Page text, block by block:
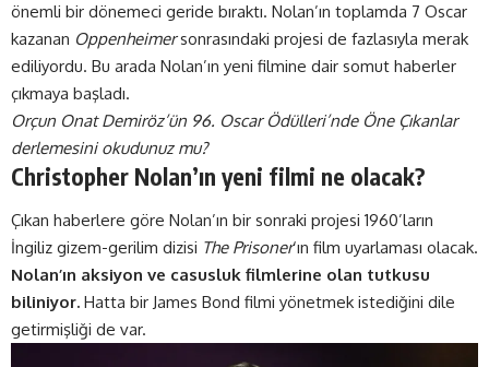
önemli bir dönemeci geride bıraktı. Nolan’ın toplamda 7 Oscar
kazanan Oppenheimersonrasındaki projesi de fazlasıyla merak
ediliyordu. Bu arada Nolan’ın yeni filmine dair somut haberler
çıkmaya başladı.
Orçun Onat Demiröz’ün 96. Oscar Ödülleri’nde Öne Çıkanlar
derlemesini okudunuz mu?
Christopher Nolan’ın yeni filmi ne olacak?
Çıkan haberlere göre Nolan’ın bir sonraki projesi 1960’ların
İngiliz gizem-gerilim dizisi The Prisoner‘ın film uyarlaması olacak.
Nolan’ın aksiyon ve casusluk filmlerine olan tutkusu
biliniyor. Hatta bir James Bond filmi yönetmek istediğini dile
getirmişliği de var.